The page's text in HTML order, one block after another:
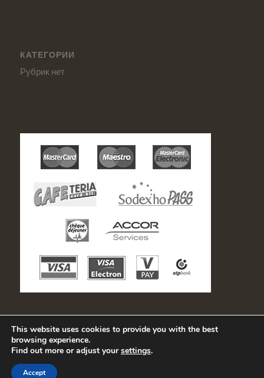
КАТЕГОРИИ
Рубрик нет
© Copyright - Hofbräu Vendéglő Hévíz | Honlapkészítés: Kaleo-Info Bt.
This website uses cookies to provide you with the best
browsing experience.
Find out more or adjust yoursettings.
Accept